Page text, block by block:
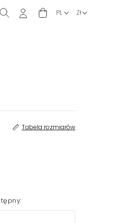
Tabela rozmiarów